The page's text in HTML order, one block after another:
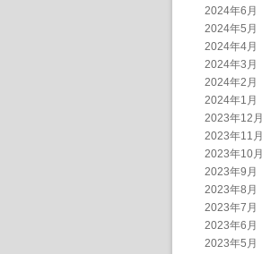
2024年6月
2024年5月
2024年4月
2024年3月
2024年2月
2024年1月
2023年12月
2023年11月
2023年10月
2023年9月
2023年8月
2023年7月
2023年6月
2023年5月